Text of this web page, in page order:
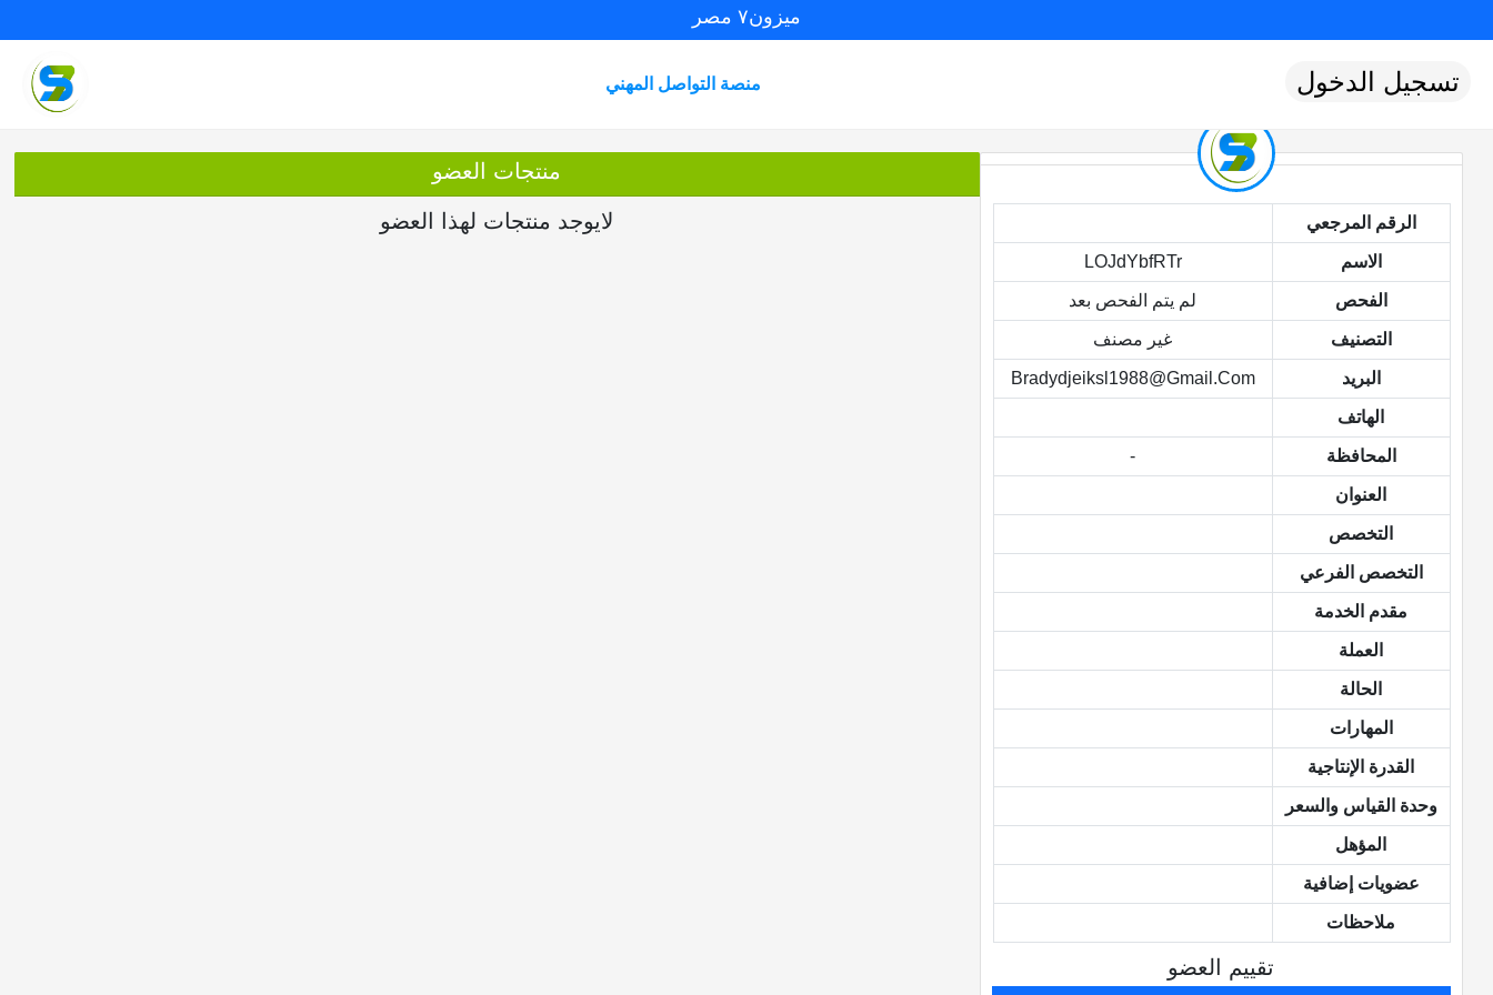
ميزون٧ مصر
منصة التواصل المهني تسجيل الدخول
الرقم المرجعي
الاسم LOJdYbfRTr
الفحص لم يتم الفحص بعد
التصنيف غير مصنف
البريد Bradydjeiksl1988@gmail.com
الهاتف
المحافظة -
العنوان
التخصص
التخصص الفرعي
مقدم الخدمة
العملة
الحالة
المهارات
القدرة الإنتاجية
وحدة القياس والسعر
المؤهل
عضويات إضافية
ملاحظات
تقييم العضو
منتجات العضو
لايوجد منتجات لهذا العضو